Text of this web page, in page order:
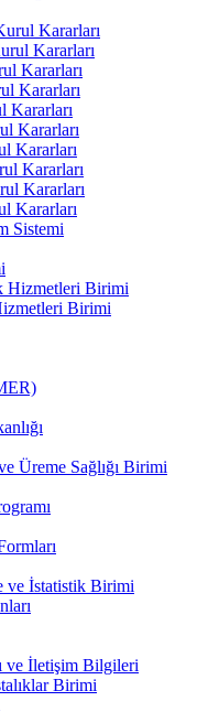
Kararları
Kararları
Kararları
Kararları
Kararları
Kararları
Kararları
Kararları
Kararları
Kararları
Sistemi
Hizmetleri Birimi
Birimi
Üreme Sağlığı Birimi
ve İstatistik Birimi
ve İletişim Bilgileri
Birimi